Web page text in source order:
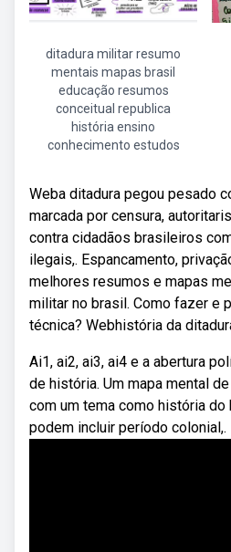
ditadura militar resumo
mentais mapas brasil
educação resumos
conceitual republica
história ensino
conhecimento estudos
Weba ditadura pegou pesado
marcada por censura,
contra cidadãos brasileiros
ilegais,. Espancamento,
melhores resumos e mapas
militar no brasil. Como fazer e
técnica? Webhistória da
Ai1, ai2, ai3, ai4 e a abertura
de história. Um mapa mental
com um tema como história
podem incluir período colonial,.